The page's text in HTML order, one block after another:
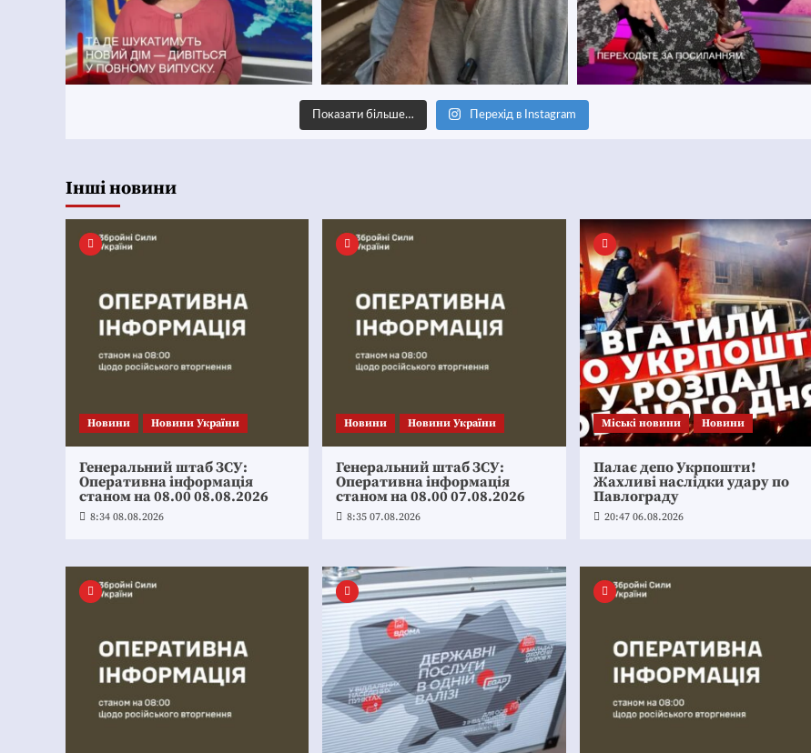
Показати більше… Перехід в Instagram
Інші новини
Новини Новини України
Генеральний штаб ЗСУ:
Оперативна інформація
станом на 08.00 08.08.2026
8:34 08.08.2026
Новини Новини України
Генеральний штаб ЗСУ:
Оперативна інформація
станом на 08.00 07.08.2026
8:35 07.08.2026
Mіські новини Новини
Палає депо Укрпошти!
Жахливі наслідки удару по
Павлограду
20:47 06.08.2026